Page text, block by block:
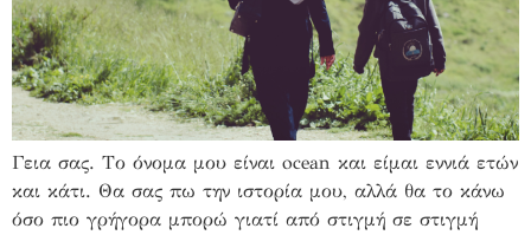
Γεια σας. Το όνομα μου είναι ocean και είμαι εννιά ετών
και κάτι. Θα σας πω την ιστορία μου, αλλά θα το κάνω
όσο πιο γρήγορα μπορώ γιατί από στιγμή σε στιγμή